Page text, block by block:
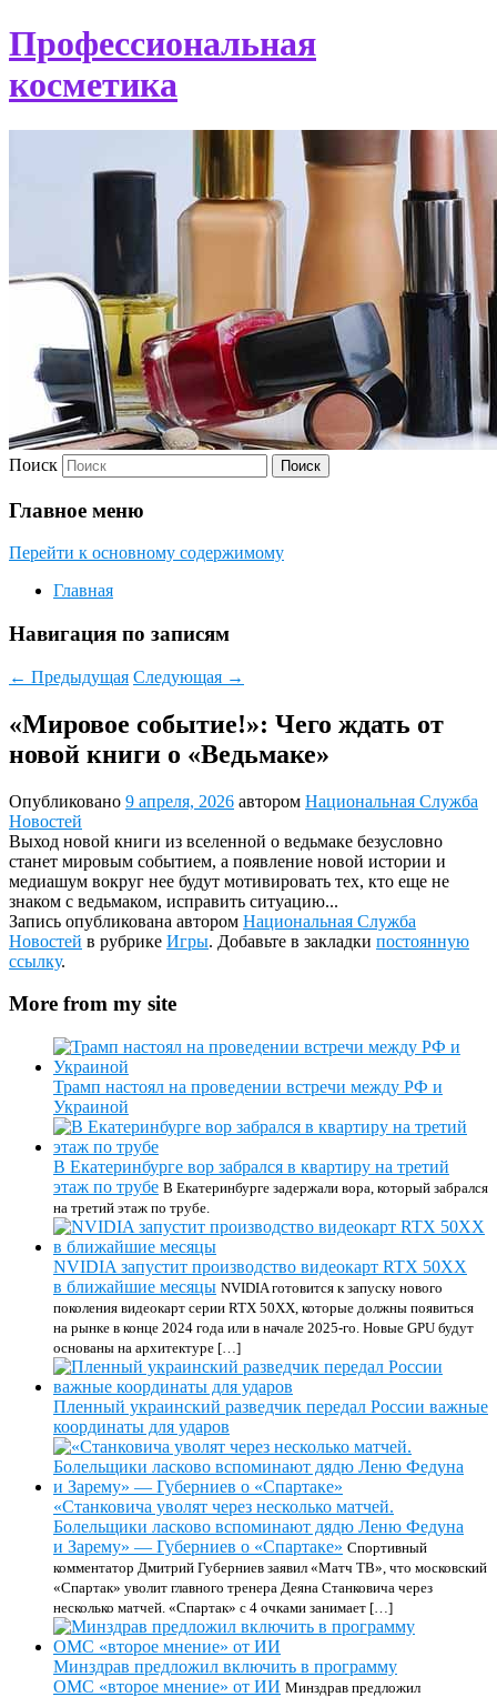
Профессиональная
косметика
Поиск
Главное меню
Перейти к основному содержимому
Главная
Навигация по записям
← Предыдущая Следующая →
«Мировое событие!»: Чего ждать от
новой книги о «Ведьмаке»
Опубликовано 9 апреля, 2026 автором Национальная Служба
Новостей
Выход новой книги из вселенной о ведьмаке безусловно
станет мировым событием, а появление новой истории и
медиашум вокруг нее будут мотивировать тех, кто еще не
знаком с ведьмаком, исправить ситуацию...
Запись опубликована автором Национальная Служба
Новостей в рубрике Игры. Добавьте в закладки постоянную
ссылку.
More from my site
Трамп настоял на проведении встречи между РФ и
Украиной
В Екатеринбурге вор забрался в квартиру на третий
этаж по трубе В Екатеринбурге задержали вора, который забрался
на третий этаж по трубе.
NVIDIA запустит производство видеокарт RTX 50XX
в ближайшие месяцы NVIDIA готовится к запуску нового
поколения видеокарт серии RTX 50XX, которые должны появиться
на рынке в конце 2024 года или в начале 2025-го. Новые GPU будут
основаны на архитектуре […]
Пленный украинский разведчик передал России важные
координаты для ударов
«Станковича уволят через несколько матчей.
Болельщики ласково вспоминают дядю Леню Федуна
и Зарему» — Губерниев о «Спартаке» Спортивный
комментатор Дмитрий Губерниев заявил «Матч ТВ», что московский
«Спартак» уволит главного тренера Деяна Станковича через
несколько матчей. «Спартак» с 4 очками занимает […]
Минздрав предложил включить в программу
ОМС «второе мнение» от ИИ Минздрав предложил